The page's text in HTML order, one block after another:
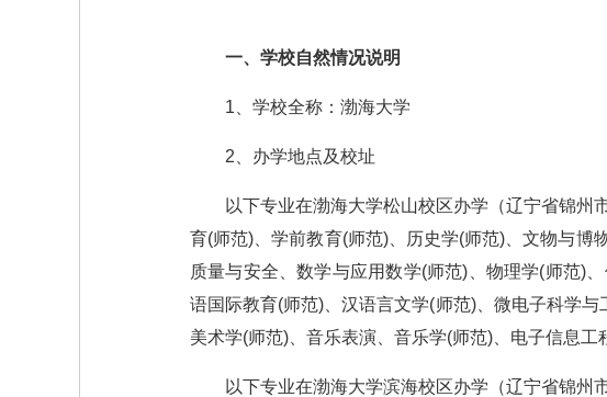
一、学校自然情况说明
1、学校全称：渤海大学
2、办学地点及校址
以下专业在渤海大学松山校区办学（辽宁省锦州
育(师范)、学前教育(师范)、历史学(师范)、文物与博
质量与安全、数学与应用数学(师范)、物理学(师范)
语国际教育(师范)、汉语言文学(师范)、微电子科学
美术学(师范)、音乐表演、音乐学(师范)、电子信息工
以下专业在渤海大学滨海校区办学（辽宁省锦